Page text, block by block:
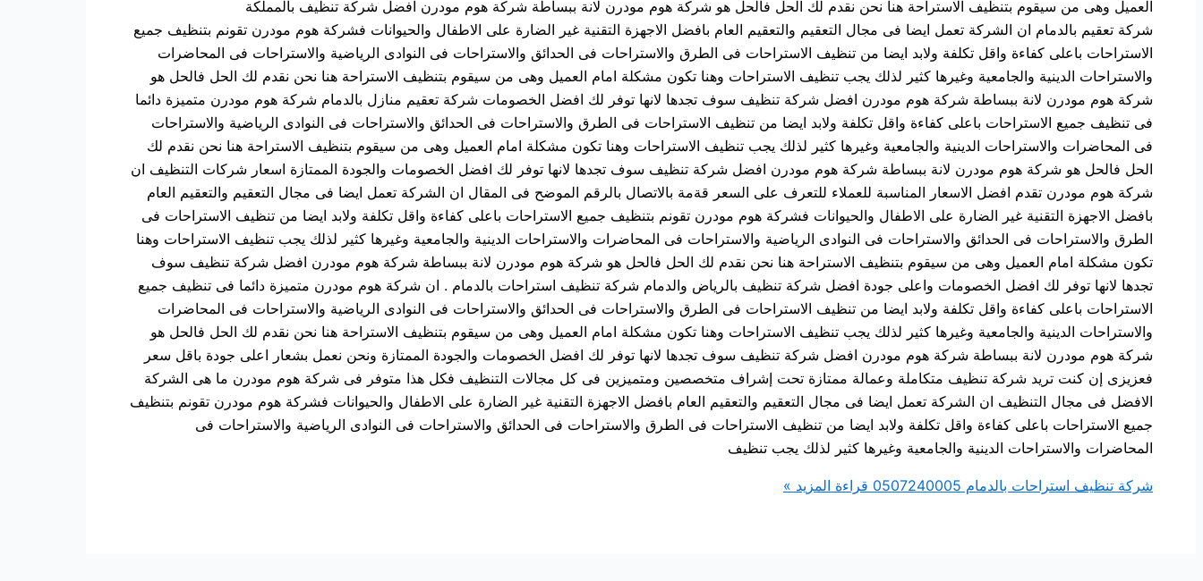
العميل وهى من سيقوم بتنظيف الاستراحة هنا نحن نقدم لك الحل فالحل هو شركة هوم مودرن لانة ببساطة شركة هوم مودرن افضل شركة تنظيف بالمملكة
شركة تعقيم بالدمام ان الشركة تعمل ايضا فى مجال التعقيم والتعقيم العام بافضل الاجهزة التقنية غير الضارة على الاطفال والحيوانات فشركة هوم مودرن تقونم بتنظيف جميع
الاستراحات باعلى كفاءة واقل تكلفة ولابد ايضا من تنظيف الاستراحات فى الطرق والاستراحات فى الحدائق والاستراحات فى النوادى الرياضية والاستراحات فى المحاضرات
والاستراحات الدينية والجامعية وغيرها كثير لذلك يجب تنظيف الاستراحات وهنا تكون مشكلة امام العميل وهى من سيقوم بتنظيف الاستراحة هنا نحن نقدم لك الحل فالحل هو
شركة هوم مودرن لانة ببساطة شركة هوم مودرن افضل شركة تنظيف سوف تجدها لانها توفر لك افضل الخصومات شركة تعقيم منازل بالدمام شركة هوم مودرن متميزة دائما
فى تنظيف جميع الاستراحات باعلى كفاءة واقل تكلفة ولابد ايضا من تنظيف الاستراحات فى الطرق والاستراحات فى الحدائق والاستراحات فى النوادى الرياضية والاستراحات
فى المحاضرات والاستراحات الدينية والجامعية وغيرها كثير لذلك يجب تنظيف الاستراحات وهنا تكون مشكلة امام العميل وهى من سيقوم بتنظيف الاستراحة هنا نحن نقدم لك
الحل فالحل هو شركة هوم مودرن لانة ببساطة شركة هوم مودرن افضل شركة تنظيف سوف تجدها لانها توفر لك افضل الخصومات والجودة الممتازة اسعار شركات التنظيف ان
شركة هوم مودرن تقدم افضل الاسعار المناسبة للعملاء للتعرف على السعر قةمة بالاتصال بالرقم الموضح فى المقال ان الشركة تعمل ايضا فى مجال التعقيم والتعقيم العام
بافضل الاجهزة التقنية غير الضارة على الاطفال والحيوانات فشركة هوم مودرن تقونم بتنظيف جميع الاستراحات باعلى كفاءة واقل تكلفة ولابد ايضا من تنظيف الاستراحات فى
الطرق والاستراحات فى الحدائق والاستراحات فى النوادى الرياضية والاستراحات فى المحاضرات والاستراحات الدينية والجامعية وغيرها كثير لذلك يجب تنظيف الاستراحات وهنا
تكون مشكلة امام العميل وهى من سيقوم بتنظيف الاستراحة هنا نحن نقدم لك الحل فالحل هو شركة هوم مودرن لانة ببساطة شركة هوم مودرن افضل شركة تنظيف سوف
تجدها لانها توفر لك افضل الخصومات واعلى جودة افضل شركة تنظيف بالرياض والدمام شركة تنظيف استراحات بالدمام . ان شركة هوم مودرن متميزة دائما فى تنظيف جميع
الاستراحات باعلى كفاءة واقل تكلفة ولابد ايضا من تنظيف الاستراحات فى الطرق والاستراحات فى الحدائق والاستراحات فى النوادى الرياضية والاستراحات فى المحاضرات
والاستراحات الدينية والجامعية وغيرها كثير لذلك يجب تنظيف الاستراحات وهنا تكون مشكلة امام العميل وهى من سيقوم بتنظيف الاستراحة هنا نحن نقدم لك الحل فالحل هو
شركة هوم مودرن لانة ببساطة شركة هوم مودرن افضل شركة تنظيف سوف تجدها لانها توفر لك افضل الخصومات والجودة الممتازة ونحن نعمل بشعار اعلى جودة باقل سعر
فعزيزى إن كنت تريد شركة تنظيف متكاملة وعمالة ممتازة تحت إشراف متخصصين ومتميزين فى كل مجالات التنظيف فكل هذا متوفر فى شركة هوم مودرن ما هى الشركة
الافضل فى مجال التنظيف ان الشركة تعمل ايضا فى مجال التعقيم والتعقيم العام بافضل الاجهزة التقنية غير الضارة على الاطفال والحيوانات فشركة هوم مودرن تقونم بتنظيف
جميع الاستراحات باعلى كفاءة واقل تكلفة ولابد ايضا من تنظيف الاستراحات فى الطرق والاستراحات فى الحدائق والاستراحات فى النوادى الرياضية والاستراحات فى
المحاضرات والاستراحات الدينية والجامعية وغيرها كثير لذلك يجب تنظيف
شركة تنظيف استراحات بالدمام 0507240005 قراءة المزيد »